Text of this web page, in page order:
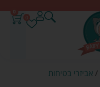
0
/ אביזרי בטיחות